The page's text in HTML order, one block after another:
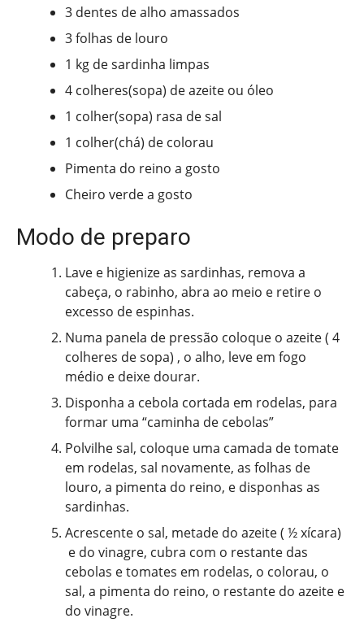
3 dentes de alho amassados
3 folhas de louro
1 kg de sardinha limpas
4 colheres(sopa) de azeite ou óleo
1 colher(sopa) rasa de sal
1 colher(chá) de colorau
Pimenta do reino a gosto
Cheiro verde a gosto
Modo de preparo
Lave e higienize as sardinhas, remova a
cabeça, o rabinho, abra ao meio e retire o
excesso de espinhas.
Numa panela de pressão coloque o azeite ( 4
colheres de sopa) , o alho, leve em fogo
médio e deixe dourar.
Disponha a cebola cortada em rodelas, para
formar uma “caminha de cebolas”
Polvilhe sal, coloque uma camada de tomate
em rodelas, sal novamente, as folhas de
louro, a pimenta do reino, e disponhas as
sardinhas.
Acrescente o sal, metade do azeite ( ½ xícara)
e do vinagre, cubra com o restante das
cebolas e tomates em rodelas, o colorau, o
sal, a pimenta do reino, o restante do azeite e
do vinagre.